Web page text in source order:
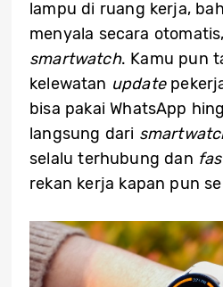
lampu di ruang kerja,
menyala secara
smartwatch. Kamu pun
kelewatan update
bisa pakai WhatsApp
langsung dari
selalu terhubung dan
rekan kerja kapan pun